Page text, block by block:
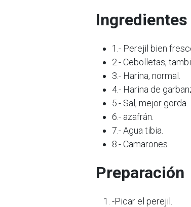
Ingredientes
1.- Perejil bien
2.- Cebolletas,
3.- Harina, normal.
4.- Harina de
5.- Sal, mejor gorda.
6.- azafrán.
7.- Agua tibia.
8.- Camarones
Preparación
-Picar el perejil.